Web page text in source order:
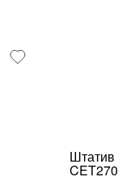
Штатив
CET270